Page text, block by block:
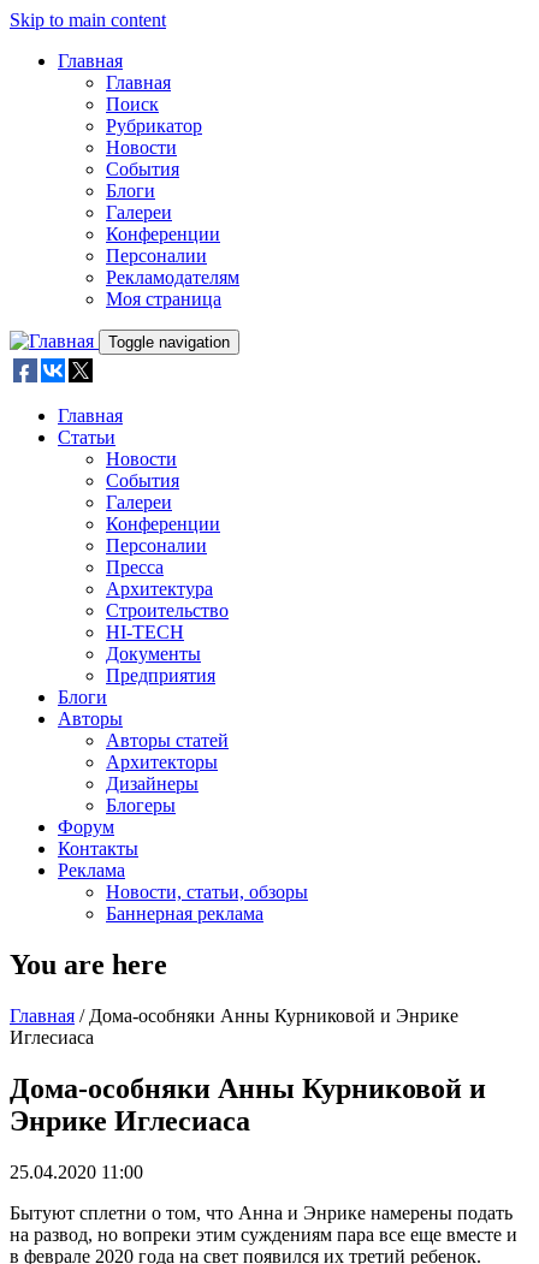
Skip to main content
Главная
Главная
Поиск
Рубрикатор
Новости
События
Блоги
Галереи
Конференции
Персоналии
Рекламодателям
Моя страница
Toggle navigation
Главная
Статьи
Новости
События
Галереи
Конференции
Персоналии
Пресса
Архитектура
Строительство
HI-TECH
Документы
Предприятия
Блоги
Авторы
Авторы статей
Архитекторы
Дизайнеры
Блогеры
Форум
Контакты
Реклама
Новости, статьи, обзоры
Баннерная реклама
You are here
Главная / Дома-особняки Анны Курниковой и Энрике
Иглесиаса
Дома-особняки Анны Курниковой и
Энрике Иглесиаса
25.04.2020 11:00
Бытуют сплетни о том, что Анна и Энрике намерены подать
на развод, но вопреки этим суждениям пара все еще вместе и
в феврале 2020 года на свет появился их третий ребенок.